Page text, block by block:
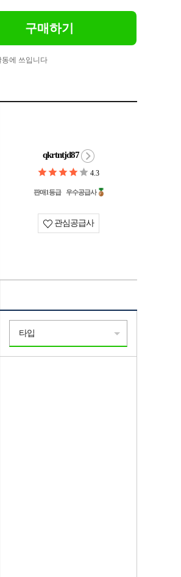
구매하기
에 쓰입니다
qkrtntjd87
4.3
판매1등급 우수공급사
관심공급사
타입